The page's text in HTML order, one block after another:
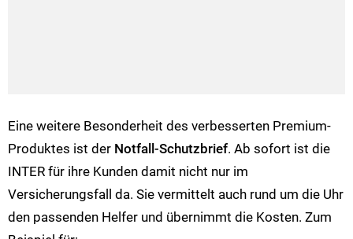
Eine weitere Besonderheit des verbesserten Premium-
Produktes ist der Notfall-Schutzbrief. Ab sofort ist die
INTER für ihre Kunden damit nicht nur im
Versicherungsfall da. Sie vermittelt auch rund um die Uhr
den passenden Helfer und übernimmt die Kosten. Zum